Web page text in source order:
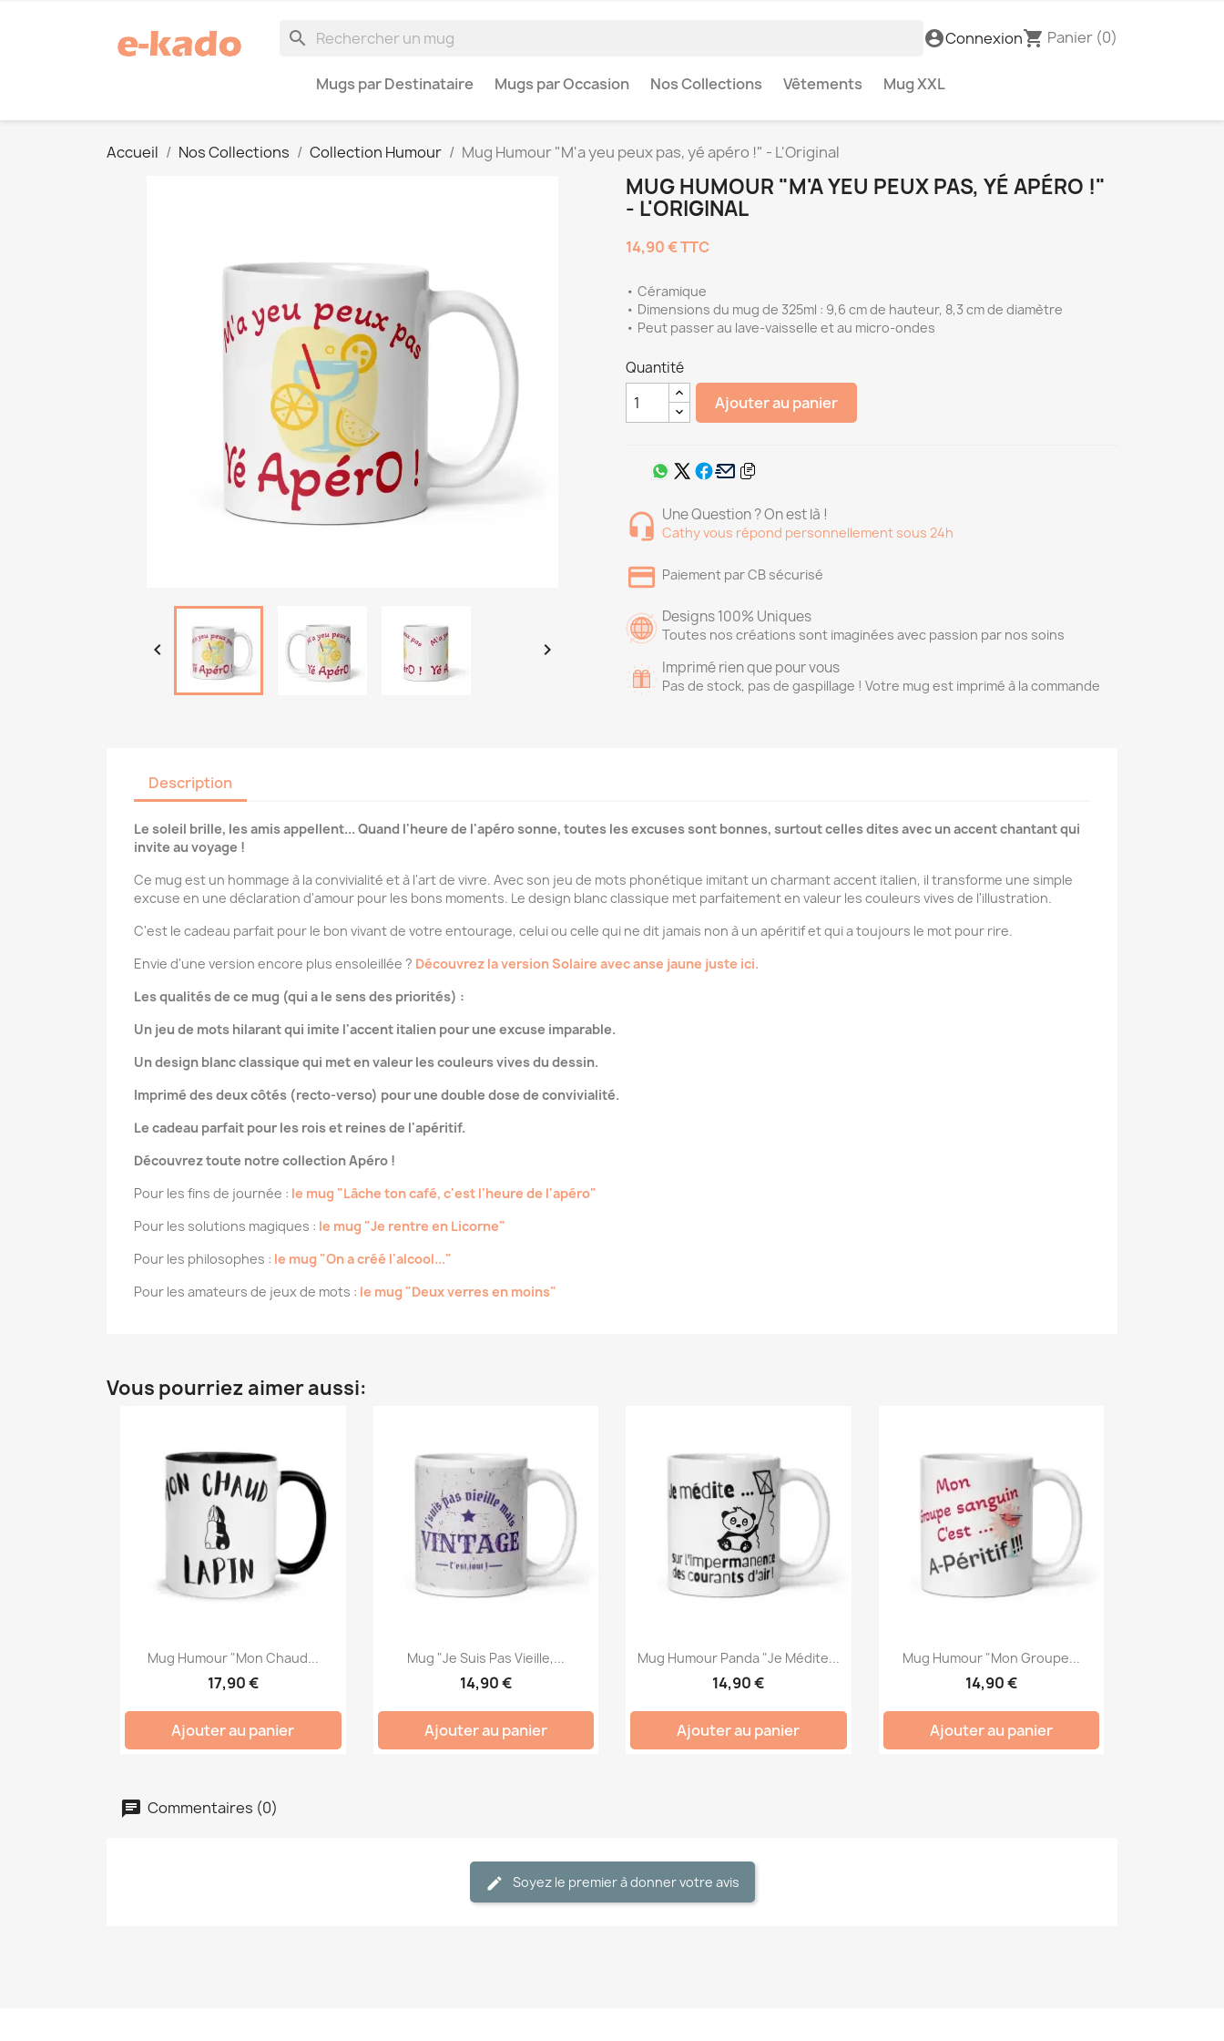
search account_circleConnexionshopping_cart Panier (0)
Mugs par Destinataire Mugs par Occasion Nos Collections Vêtements Mug XXL
Accueil Nos Collections Collection Humour Mug Humour "M'a yeu peux pas, yé apéro !" - L'Original
 
MUG HUMOUR "M'A YEU PEUX PAS, YÉ APÉRO !"
- L'ORIGINAL
14,90 €TTC
• Céramique
• Dimensions du mug de 325ml : 9,6 cm de hauteur, 8,3 cm de diamètre
• Peut passer au lave-vaisselle et au micro-ondes
Quantité
Ajouter au panier
Une Question ? On est là !
Cathy vous répond personnellement sous 24h
Paiement par CB sécurisé
Designs 100% Uniques
Toutes nos créations sont imaginées avec passion par nos soins
Imprimé rien que pour vous
Pas de stock, pas de gaspillage ! Votre mug est imprimé à la commande
Description
Le soleil brille, les amis appellent... Quand l'heure de l'apéro sonne, toutes les excuses sont bonnes, surtout celles dites avec un accent chantant qui
invite au voyage !
Ce mug est un hommage à la convivialité et à l'art de vivre. Avec son jeu de mots phonétique imitant un charmant accent italien, il transforme une simple
excuse en une déclaration d'amour pour les bons moments. Le design blanc classique met parfaitement en valeur les couleurs vives de l'illustration.
C'est le cadeau parfait pour le bon vivant de votre entourage, celui ou celle qui ne dit jamais non à un apéritif et qui a toujours le mot pour rire.
Envie d'une version encore plus ensoleillée ? Découvrez la version Solaire avec anse jaune juste ici.
Les qualités de ce mug (qui a le sens des priorités) :
Un jeu de mots hilarant qui imite l'accent italien pour une excuse imparable.
Un design blanc classique qui met en valeur les couleurs vives du dessin.
Imprimé des deux côtés (recto-verso) pour une double dose de convivialité.
Le cadeau parfait pour les rois et reines de l'apéritif.
Découvrez toute notre collection Apéro !
Pour les fins de journée : le mug "Lâche ton café, c'est l'heure de l'apéro"
Pour les solutions magiques : le mug "Je rentre en Licorne"
Pour les philosophes : le mug "On a créé l'alcool..."
Pour les amateurs de jeux de mots : le mug "Deux verres en moins"
Vous pourriez aimer aussi:
Mug Humour "Mon Chaud...
17,90 €
Ajouter au panier
Mug "Je Suis Pas Vieille,...
14,90 €
Ajouter au panier
Mug Humour Panda "Je Médite...
14,90 €
Ajouter au panier
Mug Humour "Mon Groupe...
14,90 €
Ajouter au panier
Commentaires (0)
Soyez le premier à donner votre avis